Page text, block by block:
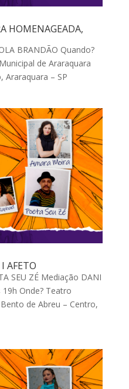
HOMENAGEADA,
BRANDÃO Quando?
de Araraquara
Araraquara – SP
AFETO
SEU ZÉ Mediação DANI
19h Onde? Teatro
de Abreu – Centro,